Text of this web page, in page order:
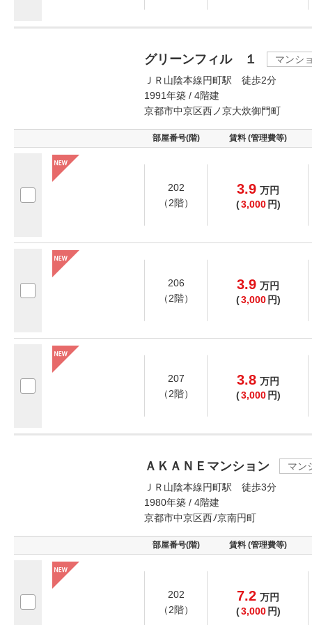
グリーンフィル １
マンシ
ＪＲ山陰本線円町駅 徒歩2分
1991年築 / 4階建
京都市中京区西ノ京大炊御門町
部屋番号(階) 賃料 (管理費等)
202
（2階）
3.9 万円
(3,000 円)
206
（2階）
3.9 万円
(3,000 円)
207
（2階）
3.8 万円
(3,000 円)
ＡＫＡＮＥマンション
マン
ＪＲ山陰本線円町駅 徒歩3分
1980年築 / 4階建
京都市中京区西ﾉ京南円町
部屋番号(階) 賃料 (管理費等)
202
（2階）
7.2 万円
(3,000 円)